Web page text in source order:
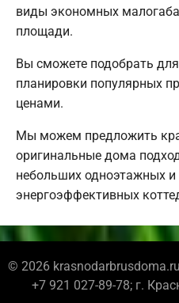
виды экономных
площади.
Вы сможете подобрать
планировки популярных
ценами.
Мы можем предложить
оригинальные дома
небольших одноэтажных
энергоэффективных
© 2026 krasnodarbrusdoma.ru
+7 921 027-89-78; г.